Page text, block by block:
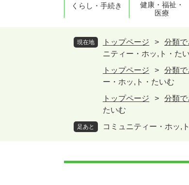
くらし・手続き
健康・福祉・
医療
現在地 トップページ > 分類
ニティー・ホッ,ト・た
トップページ
> 分類
ー・ホッ,ト・たいむ
トップページ
> 分類
たいむ
足あと コミュニティー・ホッ,